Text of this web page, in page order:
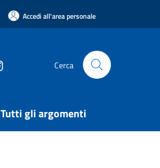
Accedi all'area personale
Cerca
Tutti gli argomenti